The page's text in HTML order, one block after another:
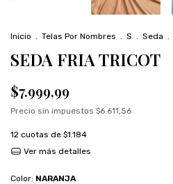
Inicio . Telas Por Nombres . S . Seda .
SEDA FRIA TRICOT
$7.999,99
Precio sin impuestos $6.611,56
12 cuotas de $1.184
Ver más detalles
Color: NARANJA